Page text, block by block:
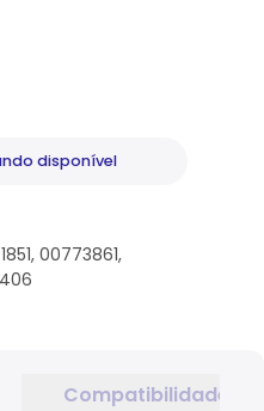
disponível
00773861,
Compatibilidade